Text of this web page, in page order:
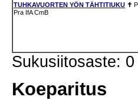
TUHKAVUORTEN YÖN TÄHTITIUKU ✝
Pra IfA CmB
Sukusiitosaste:
Koeparitus